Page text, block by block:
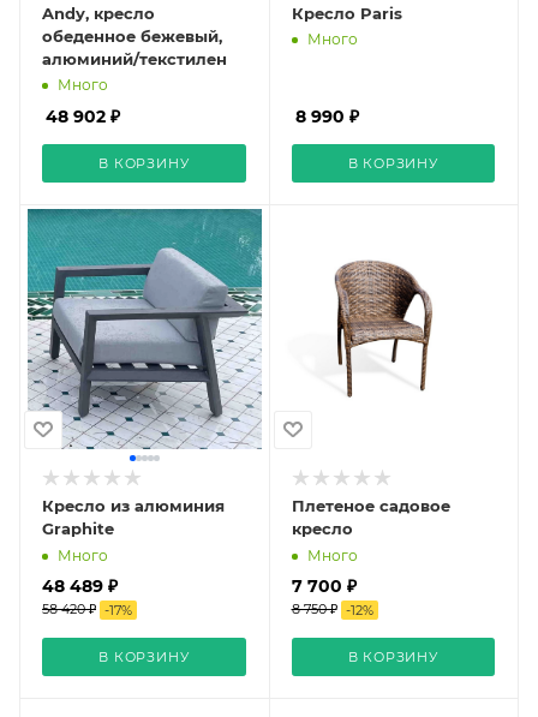
Andy, кресло
обеденное бежевый,
алюминий/текстилен
Много
48 902 ₽
В КОРЗИНУ
Кресло Paris
Много
8 990 ₽
В КОРЗИНУ
Кресло из алюминия
Graphite
Много
48 489 ₽
58 420 ₽ -17%
В КОРЗИНУ
Плетеное садовое
кресло
Много
7 700 ₽
8 750 ₽ -12%
В КОРЗИНУ